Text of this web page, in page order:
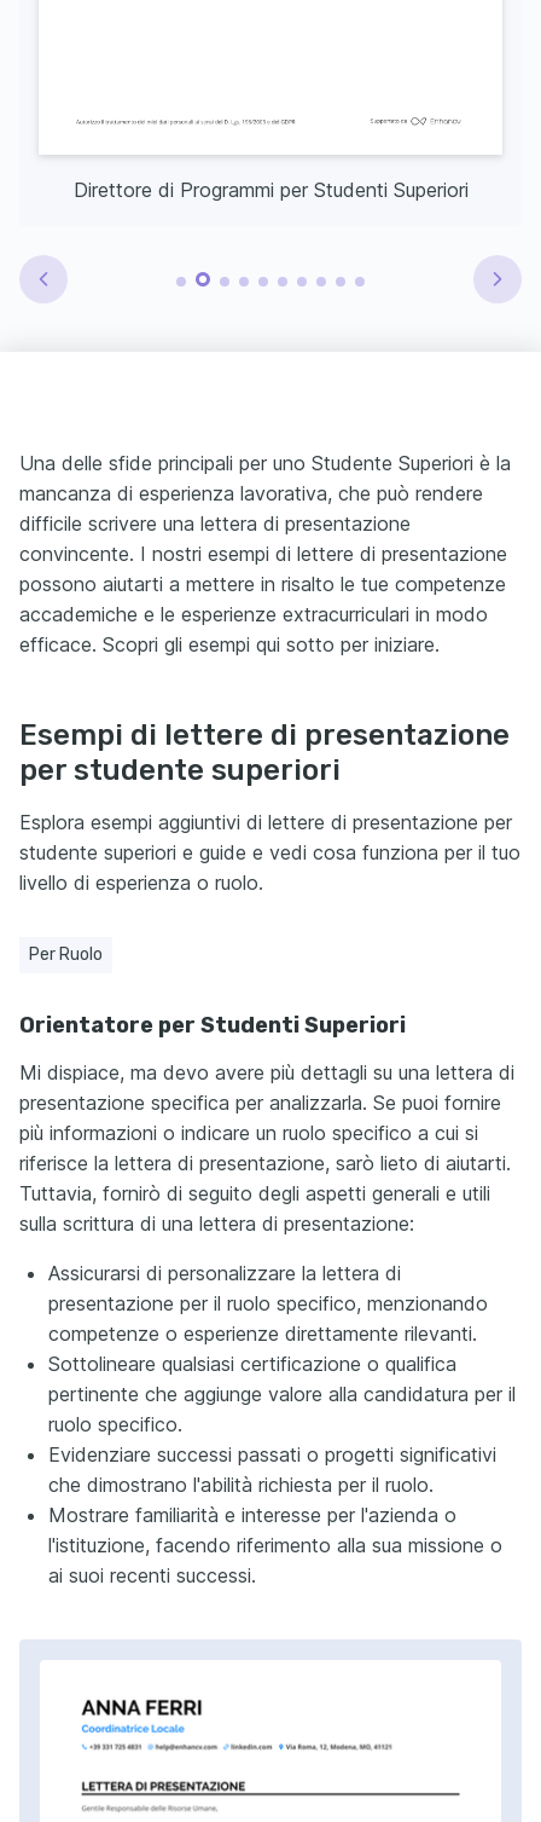
Direttore di Programmi per Studenti Superiori
Una delle sfide principali per uno Studente Superiori è la
mancanza di esperienza lavorativa, che può rendere
difficile scrivere una lettera di presentazione
convincente. I nostri esempi di lettere di presentazione
possono aiutarti a mettere in risalto le tue competenze
accademiche e le esperienze extracurriculari in modo
efficace. Scopri gli esempi qui sotto per iniziare.
Esempi di lettere di presentazione
per studente superiori
Esplora esempi aggiuntivi di lettere di presentazione per
studente superiori e guide e vedi cosa funziona per il tuo
livello di esperienza o ruolo.
Per Ruolo
Orientatore per Studenti Superiori
Mi dispiace, ma devo avere più dettagli su una lettera di
presentazione specifica per analizzarla. Se puoi fornire
più informazioni o indicare un ruolo specifico a cui si
riferisce la lettera di presentazione, sarò lieto di aiutarti.
Tuttavia, fornirò di seguito degli aspetti generali e utili
sulla scrittura di una lettera di presentazione:
Assicurarsi di personalizzare la lettera di
presentazione per il ruolo specifico, menzionando
competenze o esperienze direttamente rilevanti.
Sottolineare qualsiasi certificazione o qualifica
pertinente che aggiunge valore alla candidatura per il
ruolo specifico.
Evidenziare successi passati o progetti significativi
che dimostrano l'abilità richiesta per il ruolo.
Mostrare familiarità e interesse per l'azienda o
l'istituzione, facendo riferimento alla sua missione o
ai suoi recenti successi.